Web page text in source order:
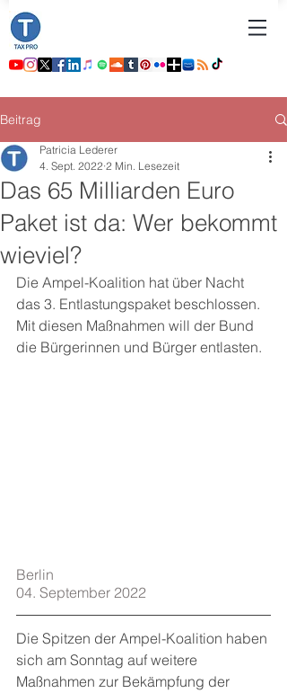
Beitrag
Das 65 Milliarden Euro
Paket ist da: Wer bekommt
wieviel?
Patricia Lederer
4. Sept. 2022 2 Min. Lesezeit
Die Ampel-Koalition hat über Nacht
das 3. Entlastungspaket beschlossen.
Mit diesen Maßnahmen will der Bund
die Bürgerinnen und Bürger entlasten.
Berlin
04. September 2022
Die Spitzen der Ampel-Koalition haben
sich am Sonntag auf weitere
Maßnahmen zur Bekämpfung der